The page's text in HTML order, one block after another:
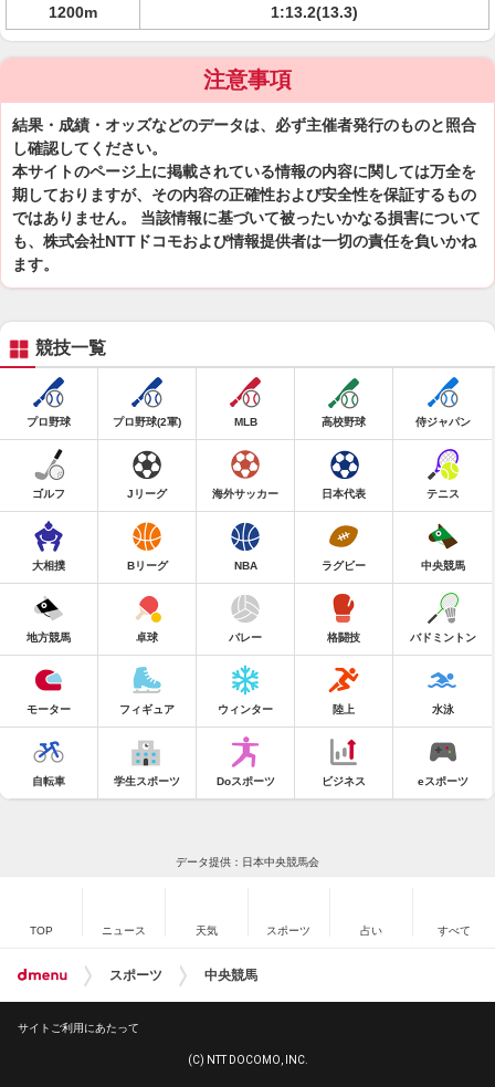
1200m
1:13.2(13.3)
注意事項
結果・成績・オッズなどのデータは、必ず主催者発行のものと照合
し確認してください。
本サイトのページ上に掲載されている情報の内容に関しては万全を
期しておりますが、その内容の正確性および安全性を保証するもの
ではありません。 当該情報に基づいて被ったいかなる損害について
も、株式会社NTTドコモおよび情報提供者は一切の責任を負いかね
ます。
競技一覧
プロ野球 プロ野球(2軍) MLB 高校野球 侍ジャパン
ゴルフ Jリーグ 海外サッカー 日本代表 テニス
大相撲 Bリーグ NBA ラグビー 中央競馬
地方競馬 卓球 バレー 格闘技 バドミントン
モーター フィギュア ウィンター 陸上 水泳
自転車 学生スポーツ Doスポーツ ビジネス eスポーツ
データ提供：日本中央競馬会
TOP ニュース 天気 スポーツ 占い すべて
スポーツ 中央競馬
サイトご利用にあたって
(C) NTT DOCOMO, INC.